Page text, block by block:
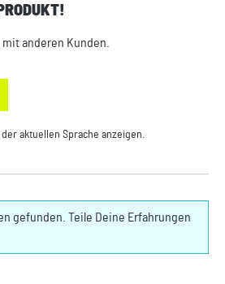
von 0 von 5 Sternen
anderen Kunden.
aktuellen Sprache anzeigen.
gefunden. Teile Deine Erfahrungen